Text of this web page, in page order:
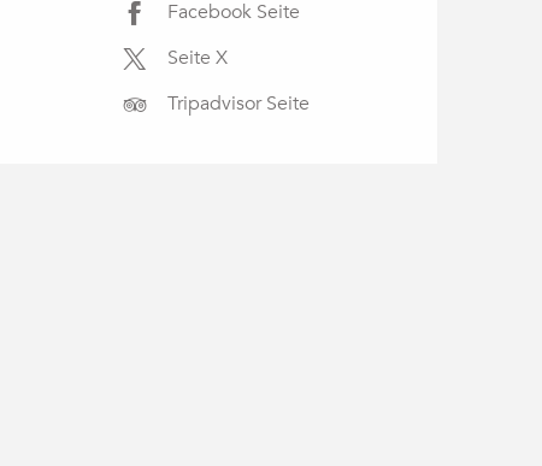
Facebook Seite
Seite X
Tripadvisor Seite